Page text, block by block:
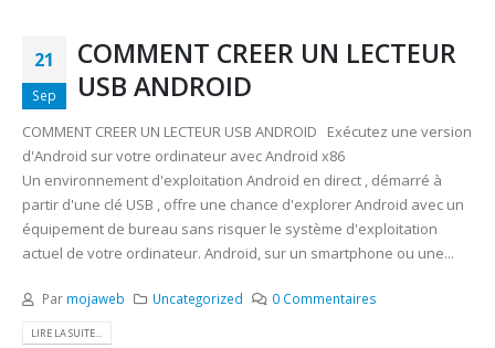
21
Sep
COMMENT CREER UN LECTEUR
USB ANDROID
COMMENT CREER UN LECTEUR USB ANDROID Exécutez une version
d'Android sur votre ordinateur avec Android x86
Un environnement d'exploitation Android en direct , démarré à
partir d'une clé USB , offre une chance d'explorer Android avec un
équipement de bureau sans risquer le système d'exploitation
actuel de votre ordinateur. Android, sur un smartphone ou une...
Par mojaweb Uncategorized 0 Commentaires
LIRE LA SUITE...